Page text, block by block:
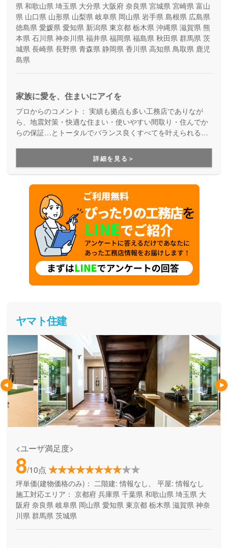
県 和歌山県 埼玉県 大分県 大阪府 奈良県 宮城県 宮崎県 富山
県 山口県 山形県 山梨県 岐阜県 岡山県 岩手県 島根県 広島県
徳島県 愛媛県 愛知県 新潟県 東京都 栃木県 沖縄県 滋賀県 熊
本県 石川県 神奈川県 福井県 福岡県 福島県 秋田県 群馬県 茨
城県 長崎県 長野県 青森県 静岡県 香川県 高知県 鳥取県 鹿児
島県
家族に愛を、住まいにアイを
プロからのコメント： 実績も拠点も多い工務店でありなが
ら、地震対策・快適な住まい・使いやすい間取り・住んでか
らの保証…とトータルでバランス良くすべてを叶えられる家
用できる間取り提案も得意なので、末長く安心して暮らせる
住まいをお求めの方、安心できるプロにまるっとお任せした
い方にもお勧めしています。
詳細を見る＞
ヤマト住建
<ユーザ満足度>
8/10点
坪単価(建物価格のみ)： 二階建: 情報なし、 平屋: 情報なし
施工対応エリア： 京都府 兵庫県 千葉県 和歌山県 埼玉県 大
阪府 奈良県 岐阜県 岡山県 愛知県 東京都 栃木県 滋賀県 神奈
川県 群馬県 茨城県